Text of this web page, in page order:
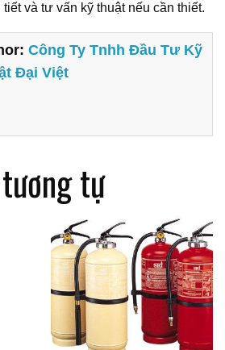
và tư vấn kỹ thuật nếu cần thiết.
Công Ty Tnhh Đầu Tư Kỹ
Đại Việt
tự